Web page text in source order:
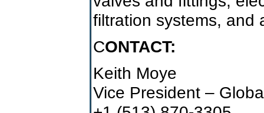
filtration systems, and
CONTACT:
Keith Moye
Vice President –